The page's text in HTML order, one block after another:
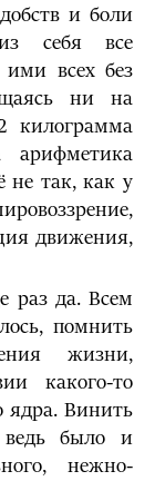
и боли
себя все
всех без
ни на
килограмма
арифметика
не так, как у
движения,
раз да. Всем
помнить
жизни,
какого-то
ядра. Винить
было и
нежно-